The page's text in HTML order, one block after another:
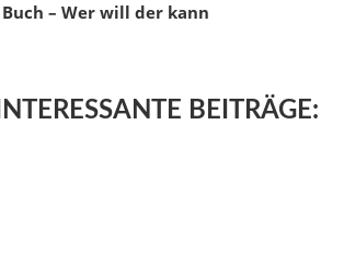
Buch – Wer will der kann
INTERESSANTE BEITRÄGE: